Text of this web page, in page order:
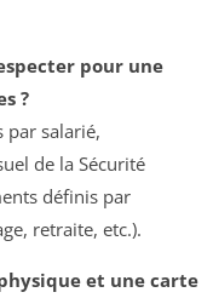
pour une
?
par salarié,
de la Sécurité
définis par
retraite, etc.).
et une carte